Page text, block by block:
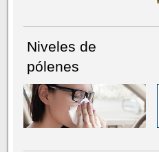
Niveles de
pólenes